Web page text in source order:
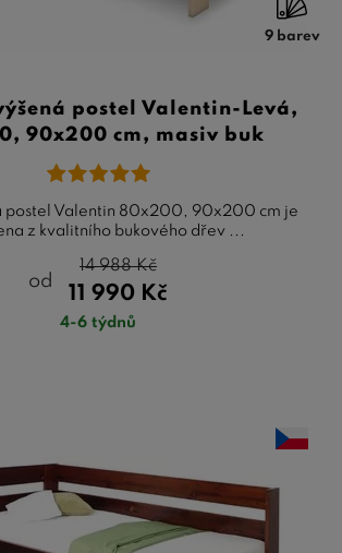
9 barev
postel Valentin-Levá,
90x200 cm, masiv buk
postel Valentin 80x200, 90x200 cm je
z kvalitního bukového dřev ...
od
11 990 Kč
14 988Kč
4-6 týdnů